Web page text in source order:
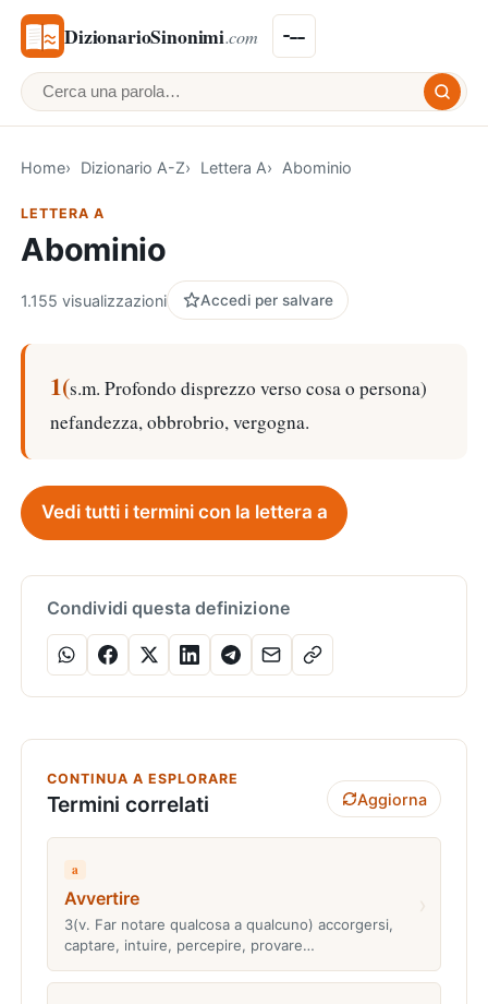
DizionarioSinonimi.com
Cerca una parola
Home Dizionario A-Z Lettera A Abominio
LETTERA A
Abominio
1.155 visualizzazioni Accedi per salvare
1(s.m. Profondo disprezzo verso cosa o persona)
nefandezza, obbrobrio, vergogna.
Vedi tutti i termini con la lettera a
Condividi questa definizione
CONTINUA A ESPLORARE
Termini correlati Aggiorna
a
Avvertire
3(v. Far notare qualcosa a qualcuno) accorgersi,
captare, intuire, percepire, provare…